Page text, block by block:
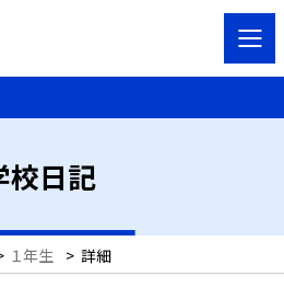
校日記
１年生 > 詳細